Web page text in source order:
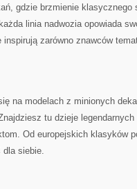
gdzie brzmienie klasycznego
linia nadwozia opowiada
zarówno znawców
na modelach z minionych
tu dzieje legendarnych
Od europejskich klasyków
dla siebie.